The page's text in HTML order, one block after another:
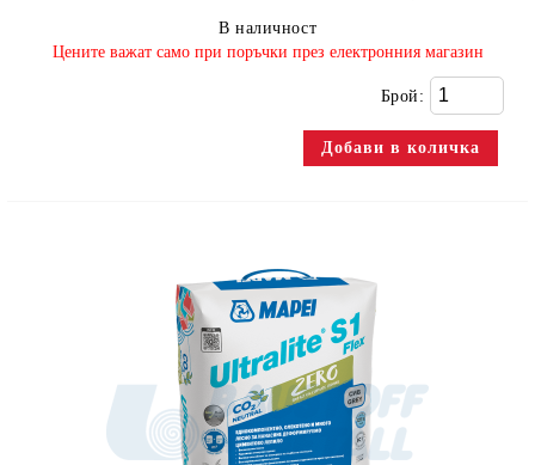
В наличност
​Цените важат само при поръчки през електронния магазин
Брой: